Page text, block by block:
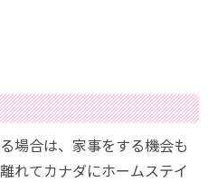
場合は、家事をする機会も
れてカナダにホームステイ